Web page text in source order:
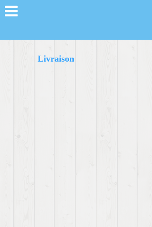
Livraison